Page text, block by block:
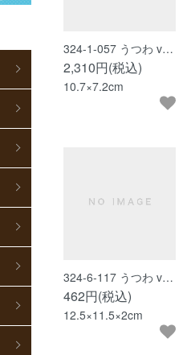
324-1-057 うつわ v…
2,310円(税込)
10.7×7.2cm
324-6-117 うつわ v…
462円(税込)
12.5×11.5×2cm